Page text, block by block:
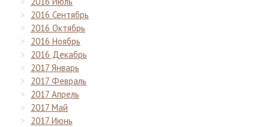
2016 Сентябрь
2016 Октябрь
2016 Ноябрь
2016 Декабрь
2017 Январь
2017 Февраль
2017 Апрель
2017 Май
2017 Июнь